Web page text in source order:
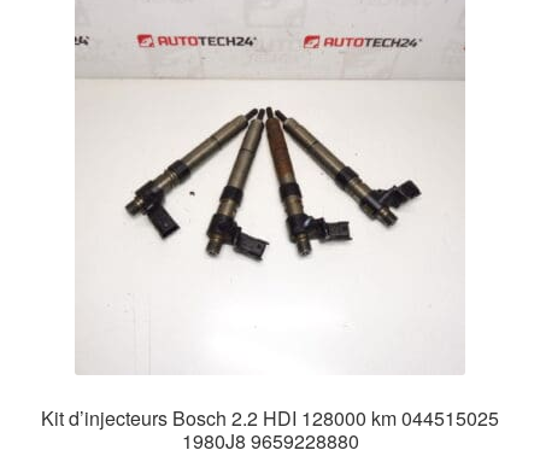
Kit d’injecteurs Bosch 2.2 HDI 128000 km 044515025
1980J8 9659228880